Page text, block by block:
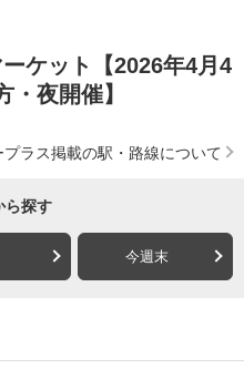
ケット【2026年4月4
・夜開催】
プラス掲載の駅・路線について
ら探す
今週末